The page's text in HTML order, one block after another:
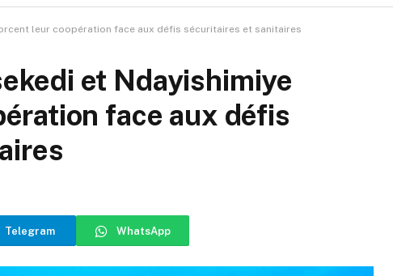
leur coopération face aux défis sécuritaires et sanitaires
et Ndayishimiye
face aux défis
Telegram WhatsApp